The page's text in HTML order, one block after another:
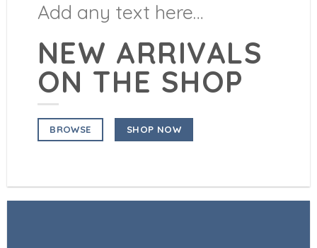
Add any text here…
NEW ARRIVALS
ON THE SHOP
BROWSE SHOP NOW